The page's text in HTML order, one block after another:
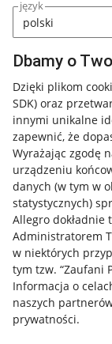
język
Dbamy o
Dzięki plikom
SDK) oraz
innymi unikalne
zapewnić, że
Wyrażając zgodę
urządzeniu
danych (w tym w
statystycznych)
Allegro dokładnie
Administratorem
w niektórych
tym tzw. “Zaufani
Informacja o
naszych
prywatności.
Przydatne
Jak to działa